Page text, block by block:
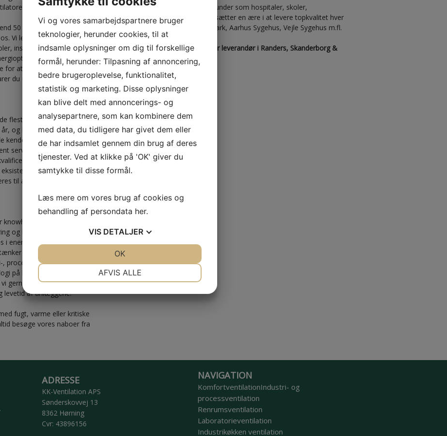
50 år, hvor kvalitet, stabilitet og
Vi leverer ventilationsanlæg og
institutioner, hospitaler og
som en af vores
for at du bruger den helt passende
du unødvendige udgifter.
fleste er GMP certificeret. Vores
og kender derfor vores krav til
kender vores faste kunder godt
service. Mange af vores kunder
rådgivning og hurtig
anlæg, men også i
til at passe dine behov.
Vi er typisk med fra
og kan rådgive kunden hele
i energioptimering og kan tilbyde
på miljøet og økonomien. Vi
proces- og storkøkkenventilation
på hospitaler og laboratorier.
gerne attraktive
levetid af anlæggene.
fugt, varme eller kritiske
besøge vores naboer fra
Vi har mange faste kunder. Kunder som hospitaler, skoler,
ingeniørvirksomheder mv. Vi sætter en ære i at levere topkvalitet hver
gang og har bl.a. leveret til Stark, Aarhus Sygehus, Vejle Sygehus m.fl.
KK- Ventilation | din ventilator leverandør i Randers, Skanderborg &
Aarhus
ADRESSE
​KK-Ventilation APS
Sønderskovvej 13
8362 Hørning
Cvr: 43896156
NAVIGATION
KomfortventilationIndustri- og
processventilation
Renrumsventilation
Laboratorieventilation
Industrikøkken ventilation
Vi og vores samarbejdspartnere bruger
teknologier, herunder cookies, til at
indsamle oplysninger om dig til forskellige
formål, herunder: Tilpasning af annoncering,
bedre brugeroplevelse, funktionalitet,
statistik og marketing. Disse oplysninger
kan blive delt med annoncerings- og
analysepartnere, som kan kombinere dem
med data, du tidligere har givet dem eller
de har indsamlet gennem din brug af deres
tjenester. Ved at klikke på 'OK' giver du
samtykke til disse formål.
Læs mere om vores brug af cookies og
behandling af persondata her.
VIS DETALJER
AFVIS ALLE
OK